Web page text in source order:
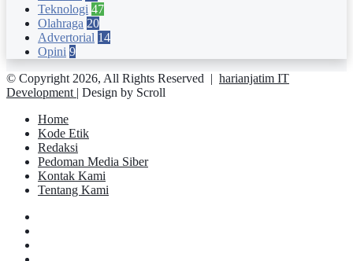
Teknologi 47
Olahraga 20
Advertorial 14
Opini 9
© Copyright 2026, All Rights Reserved | harianjatim IT
Development | Design by Scroll
Home
Kode Etik
Redaksi
Pedoman Media Siber
Kontak Kami
Tentang Kami